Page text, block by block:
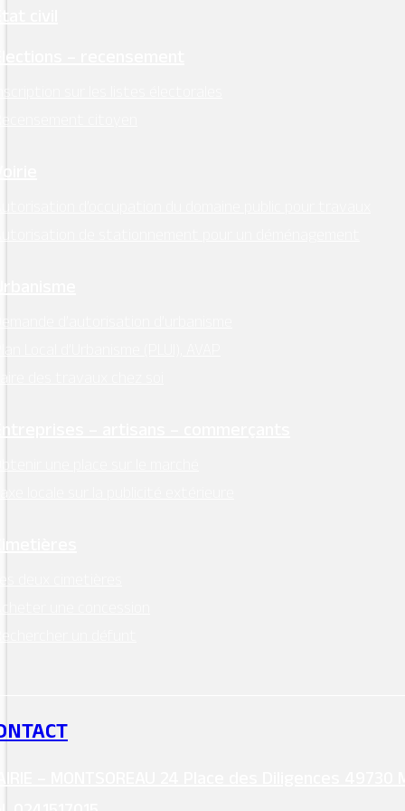
civil
– recensement
sur les listes électorales
citoyen
d’occupation du domaine public pour travaux
de stationnement pour un déménagement
d’autorisation d’urbanisme
Local d’Urbanisme (PLUI), AVAP
des travaux chez soi
– artisans – commerçants
une place sur le marché
locale sur la publicité extérieure
deux cimetières
une concession
un défunt
– MONTSOREAU 24 Place des Diligences